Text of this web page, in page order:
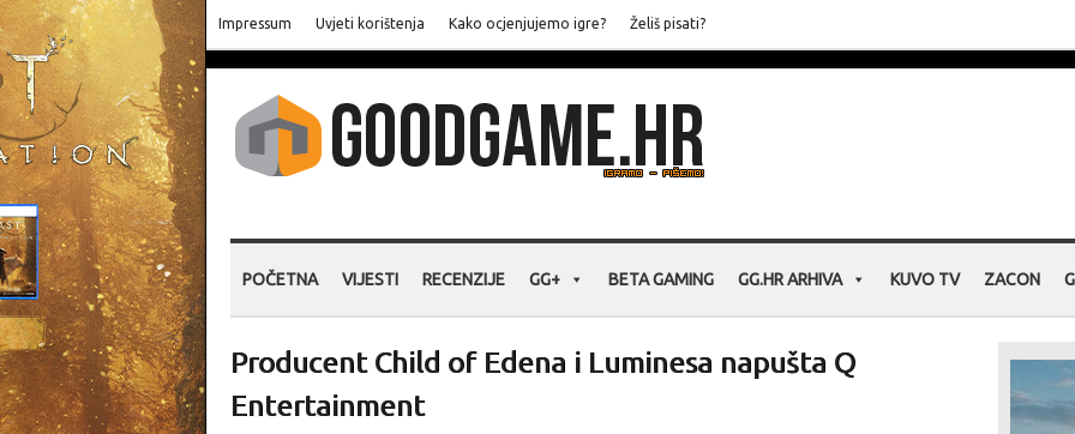
Impressum Uvjeti korištenja Kako ocjenjujemo igre? Želiš pisati?
POČETNA VIJESTI RECENZIJE GG+ BETA GAMING GG.HR ARHIVA KUVO TV ZACON
Producent Child of Edena i Luminesa napušta Q
Entertainment